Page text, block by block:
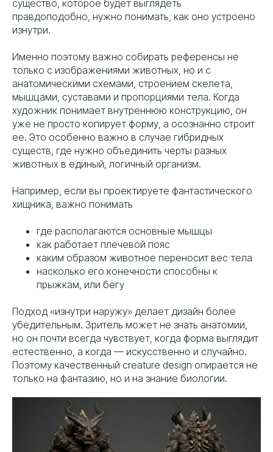
существо, которое будет выглядеть
правдоподобно, нужно понимать, как оно устроено
изнутри.
Именно поэтому важно собирать референсы не
только с изображениями животных, но и с
анатомическими схемами, строением скелета,
мышцами, суставами и пропорциями тела. Когда
художник понимает внутреннюю конструкцию, он
уже не просто копирует форму, а осознанно строит
ее. Это особенно важно в случае гибридных
существ, где нужно объединить черты разных
животных в единый, логичный организм.
Например, если вы проектируете фантастического
хищника, важно понимать
где располагаются основные мышцы
как работает плечевой пояс
каким образом животное переносит вес тела
насколько его конечности способны к
прыжкам, или бегу
Подход «изнутри наружу» делает дизайн более
убедительным. Зритель может не знать анатомии,
но он почти всегда чувствует, когда форма выглядит
естественно, а когда — искусственно и случайно.
Поэтому качественный creature design опирается не
только на фантазию, но и на знание биологии.